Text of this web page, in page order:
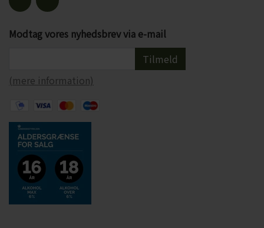
Modtag vores nyhedsbrev via e-mail
Tilmeld
(mere information)